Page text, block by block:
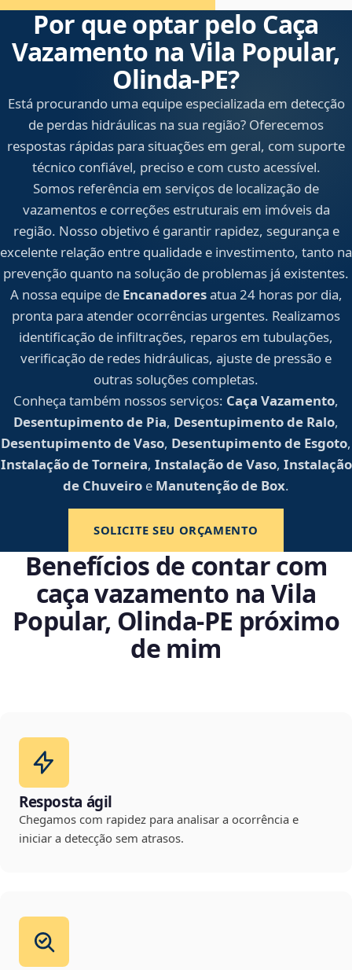
Por que optar pelo Caça
Vazamento na Vila Popular,
Olinda‑PE?
Está procurando uma equipe especializada em detecção
de perdas hidráulicas na sua região? Oferecemos
respostas rápidas para situações em geral, com suporte
técnico confiável, preciso e com custo acessível.
Somos referência em serviços de localização de
vazamentos e correções estruturais em imóveis da
região. Nosso objetivo é garantir rapidez, segurança e
excelente relação entre qualidade e investimento, tanto na
prevenção quanto na solução de problemas já existentes.
A nossa equipe de Encanadoresatua 24 horas por dia,
pronta para atender ocorrências urgentes. Realizamos
identificação de infiltrações, reparos em tubulações,
verificação de redes hidráulicas, ajuste de pressão e
outras soluções completas.
Conheça também nossos serviços: Caça Vazamento,
Desentupimento de Pia, Desentupimento de Ralo,
Desentupimento de Vaso, Desentupimento de Esgoto,
Instalação de Torneira, Instalação de Vaso, Instalação
de Chuveiro e Manutenção de Box.
SOLICITE SEU ORÇAMENTO
Benefícios de contar com
caça vazamento na Vila
Popular, Olinda‑PE próximo
de mim
Resposta ágil
Chegamos com rapidez para analisar a ocorrência e
iniciar a detecção sem atrasos.